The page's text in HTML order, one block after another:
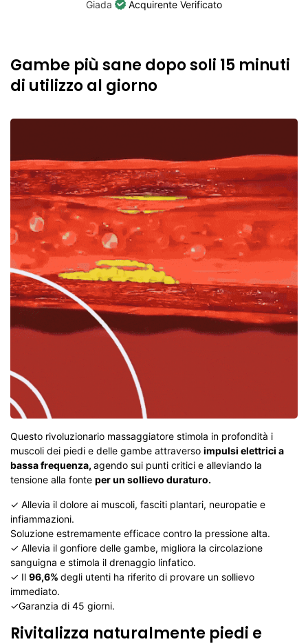
Giada
Acquirente Verificato
Gambe più sane dopo soli 15 minuti
di utilizzo al giorno
Questo rivoluzionario massaggiatore stimola in profondità i
muscoli dei piedi e delle gambe attraverso impulsi elettrici a
bassa frequenza, agendo sui punti critici e alleviando la
tensione alla fonte per un sollievo duraturo.
✓ Allevia il dolore ai muscoli, fasciti plantari, neuropatie e
infiammazioni.
Soluzione estremamente efficace contro la pressione alta.
✓ Allevia il gonfiore delle gambe, migliora la circolazione
sanguigna e stimola il drenaggio linfatico.
✓ Il 96,6% degli utenti ha riferito di provare un sollievo
immediato.
✓Garanzia di 45 giorni.
Rivitalizza naturalmente piedi e